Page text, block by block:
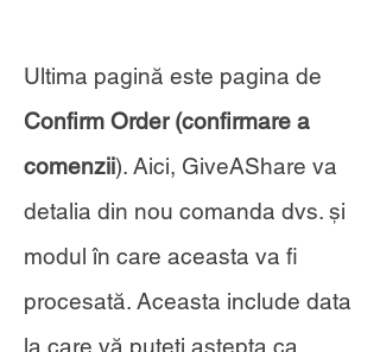
Ultima pagină este pagina de
Confirm Order (confirmare a
comenzii). Aici, GiveAShare va
detalia din nou comanda dvs. și
modul în care aceasta va fi
procesată. Aceasta include data
la care vă puteți aștepta ca